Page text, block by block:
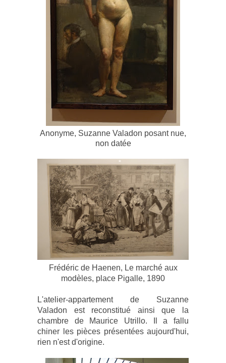
Anonyme, Suzanne Valadon posant nue,
non datée
Frédéric de Haenen, Le marché aux
modèles, place Pigalle, 1890
L'atelier-appartement de Suzanne
Valadon est reconstitué ainsi que la
chambre de Maurice Utrillo. Il a fallu
chiner les pièces présentées aujourd'hui,
rien n'est d'origine.